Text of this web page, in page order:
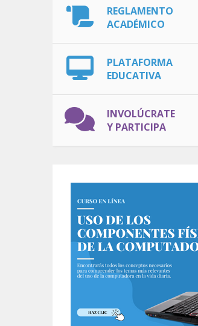
REGLAMENTO
ACADÉMICO
PLATAFORMA
EDUCATIVA
INVOLÚCRATE
Y PARTICIPA